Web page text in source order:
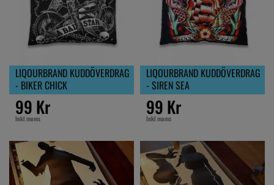
LIQOURBRAND KUDDÖVERDRAG
- BIKER CHICK
99 Kr
Inkl moms
LIQOURBRAND KUDDÖVERDRAG
- SIREN SEA
99 Kr
Inkl moms